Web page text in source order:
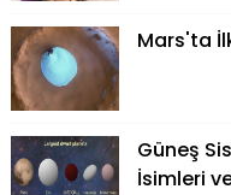
Mars'ta
Güneş
İsimleri